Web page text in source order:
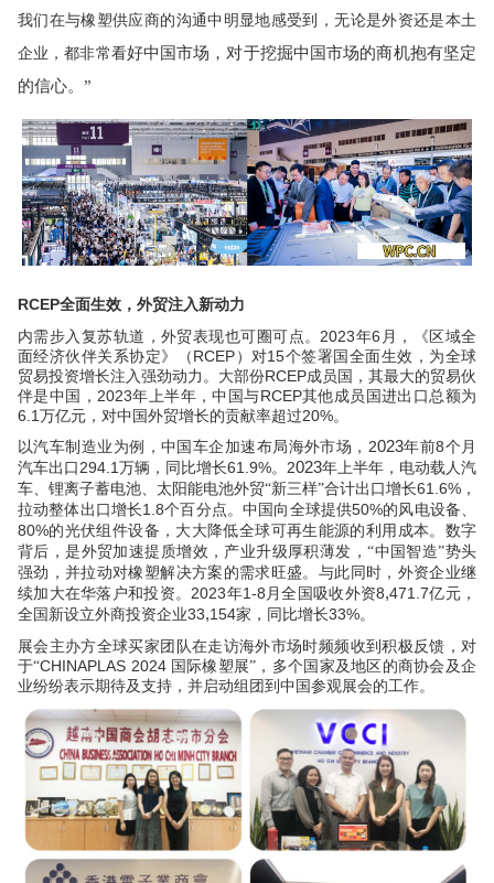
我们在与橡塑供应商的沟通中明显地感受到，无论是外资还是本土
企业，都非常看好中国市场，对于挖掘中国市场的商机抱有坚定
的信心。”
RCEP全面生效，外贸注入新动力
内需步入复苏轨道，外贸表现也可圈可点。2023年6 月，《区域全
面经济伙伴关系协定》（ RCEP ）对15个签署国全面生效，为全球
贸易投资增长注入强劲动力。大部份RCEP成员国，其最大的贸易伙
伴是中国， 2023年上半年，中国与RCEP其他成员国进出口总额为
6.1万亿元，对中国外贸增长的贡献率超过20%。
以汽车制造业为例，中国车企加速布局海外市场， 2023年前8个月
汽车出口 294.1万辆，同比增长61.9%。 2023年上半年，电动载人汽
车、锂离子蓄电池、太阳能电池外贸“新三样”合计出口增长61.6% ，
拉动整体出口增长1.8个百分点。中国向全球提供50%的风电设备、
80%的光伏组件设备，大大降低全球可再生能源的利用成本。数字
背后，是外贸加速提质增效，产业升级厚积薄发，“中国智造”势头
强劲，并拉动对橡塑解决方案的需求旺盛。与此同时，外资企业继
续加大在华落户和投资。2023年1-8 月全国吸收外资8,471.7亿元，
全国新设立外商投资企业33,154家，同比增长33%。
展会主办方全球买家团队在走访海外市场时频频收到积极反馈，对
于“CHINAPLAS 2024 国际橡塑展”，多个国家及地区的商协会及企
业纷纷表示期待及支持，并启动组团到中国参观展会的工作。